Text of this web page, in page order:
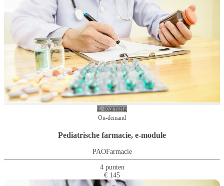
E-learning
On-demand
Pediatrische farmacie, e-module
PAOFarmacie
4 punten
€ 145